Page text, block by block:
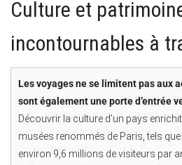
Culture et
incontournables à
Les voyages ne se limitent pas aux
sont également une porte d’entrée
Découvrir la culture d’un pays
musées renommés de Paris, tels
environ 9,6 millions de visiteurs par